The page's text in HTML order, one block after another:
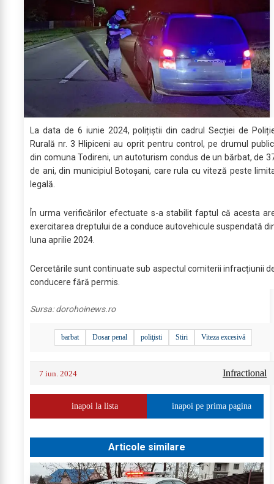
La data de 6 iunie 2024, polițiștii din cadrul Secției de
Rurală nr. 3 Hlipiceni au oprit pentru control, pe drumul
din comuna Todireni, un autoturism condus de un bărbat, de
de ani, din municipiul Botoșani, care rula cu viteză peste
legală.
În urma verificărilor efectuate s-a stabilit faptul că acesta
exercitarea dreptului de a conduce autovehicule suspendată
luna aprilie 2024.
Cercetările sunt continuate sub aspectul comiterii infracțiunii
conducere fără permis.
Sursa:dorohoinews.ro
barbat Dosar penal poliţisti Stiri Viteza excesivă
7 iun. 2024 Infractional
inapoi la lista inapoi pe prima pagina
Articole similare